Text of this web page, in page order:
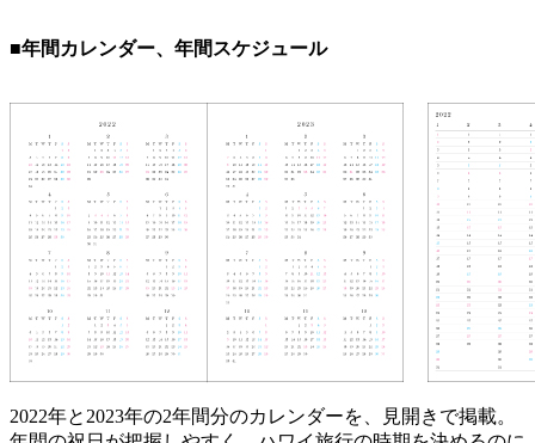
■年間カレンダー、年間スケジュール
2022年と2023年の2年間分のカレンダーを、見開きで掲載。